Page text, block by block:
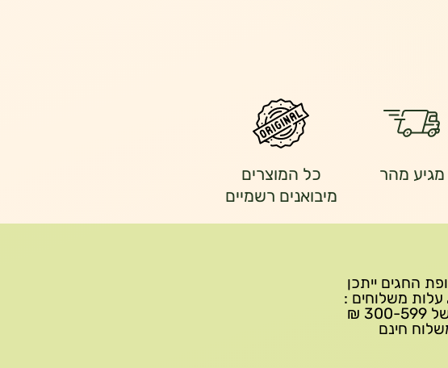
מגיע מהר
כל המוצרים
מיבואנים רשמיים
עסקים, בתקופת החגים ייתכן
🙏 עלות משלוחים :
ברכישה עד 299₪ עלות משלוח 22₪, ברכישה של 300-599 ₪